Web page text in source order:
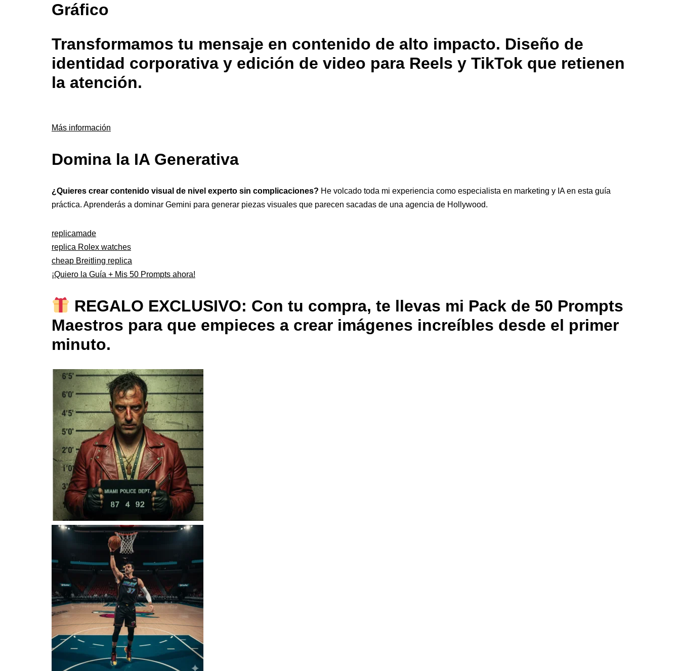
Gráfico
Transformamos tu mensaje en contenido de alto impacto. Diseño de
identidad corporativa y edición de video para Reels y TikTok que retienen
la atención.
Más información
Domina la IA Generativa
¿Quieres crear contenido visual de nivel experto sin complicaciones? He volcado toda mi experiencia como especialista en marketing y IA en esta guía
práctica. Aprenderás a dominar Gemini para generar piezas visuales que parecen sacadas de una agencia de Hollywood.
replicamade
replica Rolex watches
cheap Breitling replica
¡Quiero la Guía + Mis 50 Prompts ahora!
REGALO EXCLUSIVO: Con tu compra, te llevas mi Pack de 50 Prompts
Maestros para que empieces a crear imágenes increíbles desde el primer
minuto.